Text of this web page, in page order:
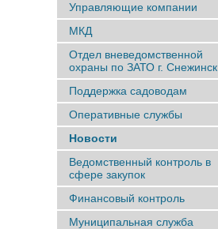
Управляющие компании
МКД
Отдел вневедомственной
охраны по ЗАТО г. Снежинск
Поддержка садоводам
Оперативные службы
Новости
Ведомственный контроль в
сфере закупок
Финансовый контроль
Муниципальная служба